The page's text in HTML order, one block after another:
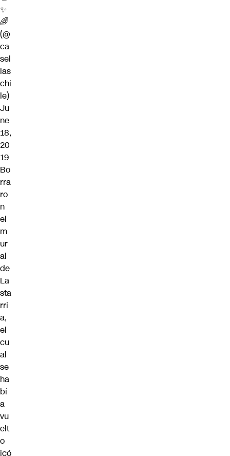
✨
🌈
(@
ca
sel
las
chi
le)
Ju
ne
18,
20
19
Bo
rra
ro
n
el
m
ur
al
de
La
sta
rri
a,
el
cu
al
se
ha
bí
a
vu
elt
o
icó